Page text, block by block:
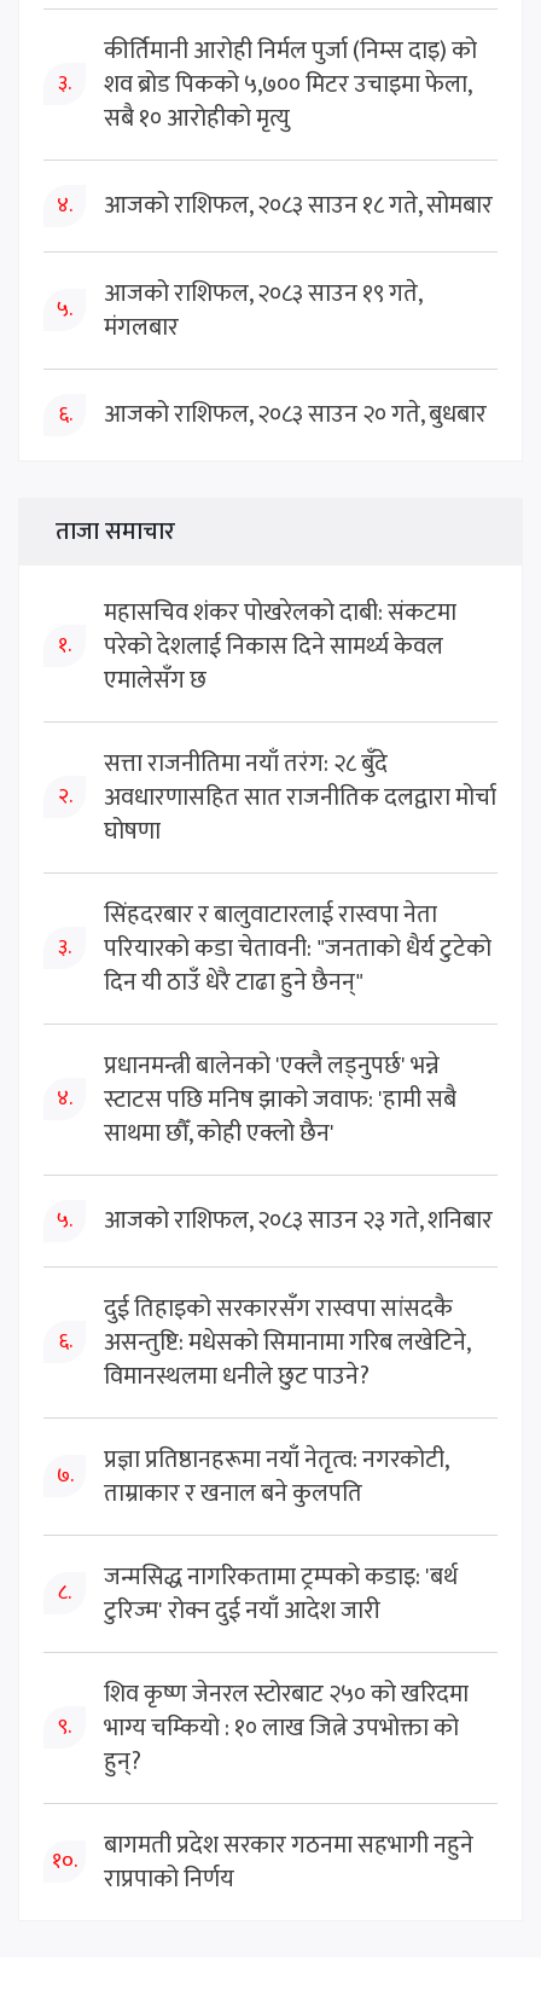
३.
कीर्तिमानी आरोही निर्मल पुर्जा (निम्स दाइ) को
शव ब्रोड पिकको ५,७०० मिटर उचाइमा फेला,
सबै १० आरोहीको मृत्यु
४. आजको राशिफल, २०८३ साउन १८ गते, सोमबार
५.
आजको राशिफल, २०८३ साउन १९ गते,
मंगलबार
६. आजको राशिफल, २०८३ साउन २० गते, बुधबार
ताजा समाचार
१.
महासचिव शंकर पोखरेलको दाबी: संकटमा
परेको देशलाई निकास दिने सामर्थ्य केवल
एमालेसँग छ
२.
सत्ता राजनीतिमा नयाँ तरंग: २८ बुँदे
अवधारणासहित सात राजनीतिक दलद्वारा मोर्चा
घोषणा
३.
सिंहदरबार र बालुवाटारलाई रास्वपा नेता
परियारको कडा चेतावनी: "जनताको धैर्य टुटेको
दिन यी ठाउँ धेरै टाढा हुने छैनन्"
४.
प्रधानमन्त्री बालेनको 'एक्लै लड्नुपर्छ' भन्ने
स्टाटस पछि मनिष झाको जवाफ: 'हामी सबै
साथमा छौँ, कोही एक्लो छैन'
५. आजको राशिफल, २०८३ साउन २३ गते, शनिबार
६.
दुई तिहाइको सरकारसँग रास्वपा सांसदकै
असन्तुष्टि: मधेसको सिमानामा गरिब लखेटिने,
विमानस्थलमा धनीले छुट पाउने?
७.
प्रज्ञा प्रतिष्ठानहरूमा नयाँ नेतृत्व: नगरकोटी,
ताम्राकार र खनाल बने कुलपति
८.
जन्मसिद्ध नागरिकतामा ट्रम्पको कडाइ: 'बर्थ
टुरिज्म' रोक्न दुई नयाँ आदेश जारी
९.
शिव कृष्ण जेनरल स्टोरबाट २५० को खरिदमा
भाग्य चम्कियो : १० लाख जित्ने उपभोक्ता को
हुन्?
१०.
बागमती प्रदेश सरकार गठनमा सहभागी नहुने
राप्रपाको निर्णय